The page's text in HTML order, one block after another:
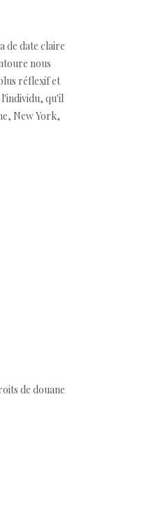
de date claire
nous
réflexif et
l'individu, qu'il
New York,
de douane